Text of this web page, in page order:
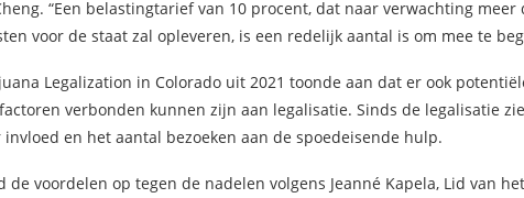
“Een belastingtarief van 10 procent, dat naar verwachting meer
voor de staat zal opleveren, is een redelijk aantal is om mee te
Legalization in Colorado uit 2021 toonde aan dat er ook
verbonden kunnen zijn aan legalisatie. Sinds de legalisatie
en het aantal bezoeken aan de spoedeisende hulp.
de voordelen op tegen de nadelen volgens Jeanné Kapela, Lid van